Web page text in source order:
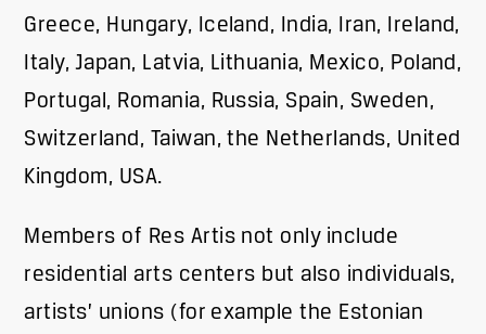
Greece, Hungary, Iceland, India, Iran, Ireland,
Italy, Japan, Latvia, Lithuania, Mexico, Poland,
Portugal, Romania, Russia, Spain, Sweden,
Switzerland, Taiwan, the Netherlands, United
Kingdom, USA.
Members of Res Artis not only include
residential arts centers but also individuals,
artists’ unions (for example the Estonian